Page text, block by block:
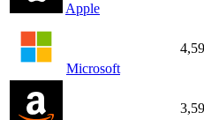
Apple
Microsoft